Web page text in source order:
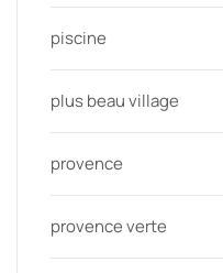
piscine
plus beau village
provence
provence verte